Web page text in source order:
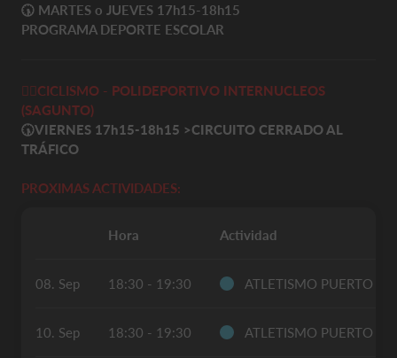
🕠 MARTES o JUEVES 17h15-18h15
PROGRAMA DEPORTE ESCOLAR
🚴‍♀️CICLISMO - POLIDEPORTIVO INTERNUCLEOS
(SAGUNTO)
🕠VIERNES 17h15-18h15 >CIRCUITO CERRADO AL
TRÁFICO
PROXIMAS ACTIVIDADES:
Hora Actividad
08. Sep 18:30 - 19:30 ATLETISMO PUERTO
10. Sep 18:30 - 19:30 ATLETISMO PUERTO